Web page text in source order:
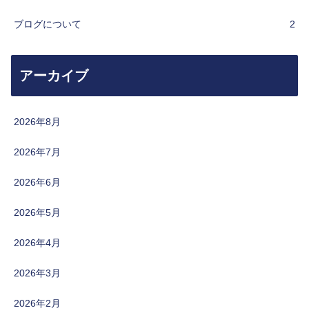
ブログについて 2
アーカイブ
2026年8月
2026年7月
2026年6月
2026年5月
2026年4月
2026年3月
2026年2月